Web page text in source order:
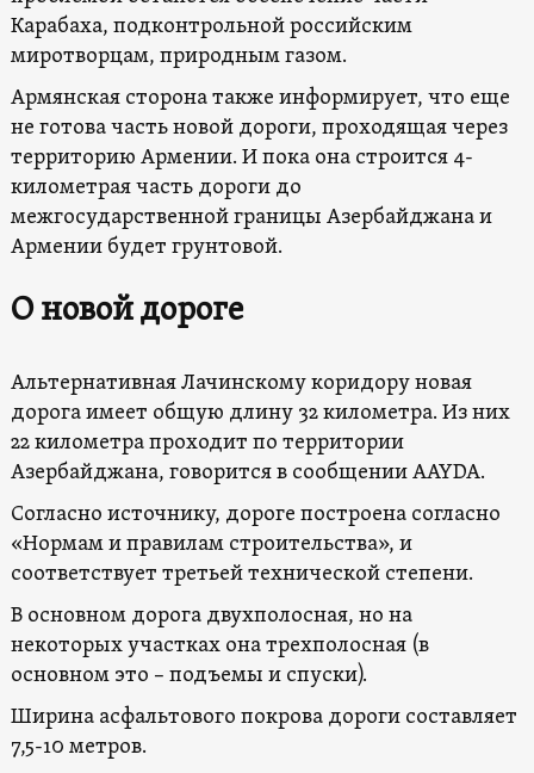
Карабаха, подконтрольной российским
миротворцам, природным газом.
Армянская сторона также информирует, что еще
не готова часть новой дороги, проходящая через
территорию Армении. И пока она строится 4-
километрая часть дороги до
межгосударственной границы Азербайджана и
Армении будет грунтовой.
О новой дороге
Альтернативная Лачинскому коридору новая
дорога имеет общую длину 32 километра. Из них
22 километра проходит по территории
Азербайджана, говорится в сообщении AAYDA.
Согласно источнику, дороге построена согласно
«Нормам и правилам строительства», и
соответствует третьей технической степени.
В основном дорога двухполосная, но на
некоторых участках она трехполосная (в
основном это – подъемы и спуски).
Ширина асфальтового покрова дороги составляет
7,5-10 метров.